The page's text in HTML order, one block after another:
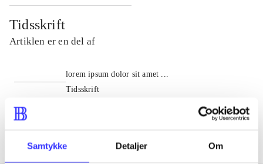
Samtykke Detaljer Om
Tidsskrift
Artiklen er en del af
lorem ipsum dolor sit amet ...
Tidsskrift
Artiklerne i